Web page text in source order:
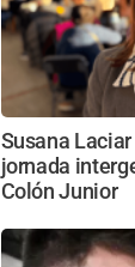
Susana
jornada
Colón Junior